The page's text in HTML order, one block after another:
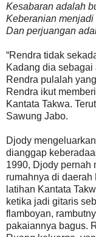
Kesabaran adalah
Keberanian menjadi
Dan perjuangan
“Rendra tidak
Kadang dia sebagai
Rendra pulalah
Rendra ikut
Kantata Takwa.
Sawung Jabo.
Djody
dianggap
1990, Djody pernah
rumahnya di daerah
latihan Kantata
ketika jadi gitaris
flamboyan,
pakaiannya bagus.